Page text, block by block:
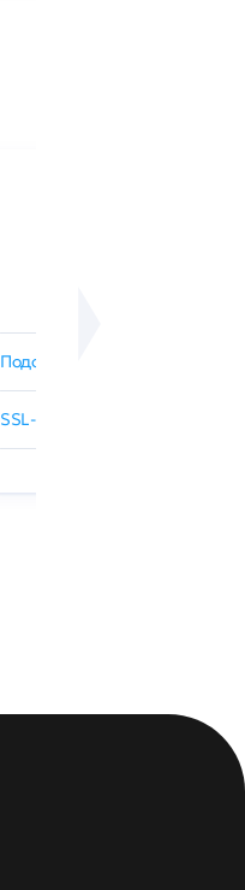
Подобрать SSL-сертификат
SSL-сертификаты GlobalSign